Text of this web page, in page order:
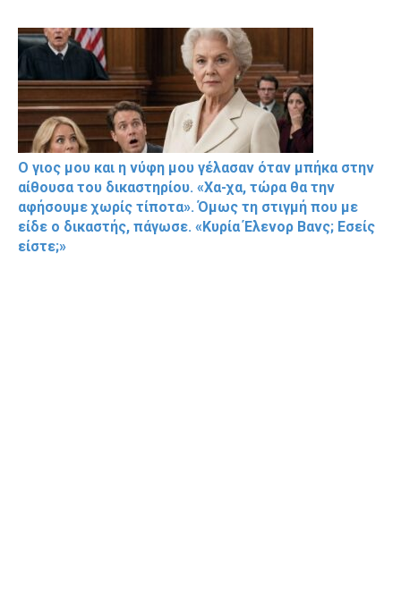
Ο γιος μου και η νύφη μου γέλασαν όταν μπήκα στην
αίθουσα του δικαστηρίου. «Χα-χα, τώρα θα την
αφήσουμε χωρίς τίποτα». Όμως τη στιγμή που με
είδε ο δικαστής, πάγωσε. «Κυρία Έλενορ Βανς; Εσείς
είστε;»